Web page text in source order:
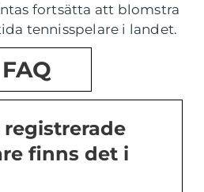
fortsätta att blomstra
tennisspelare i landet.
FAQ
finns det i